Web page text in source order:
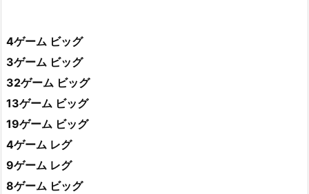
4ゲーム ビッグ
3ゲーム ビッグ
32ゲーム ビッグ
13ゲーム ビッグ
19ゲーム ビッグ
4ゲーム レグ
9ゲーム レグ
8ゲーム ビッグ